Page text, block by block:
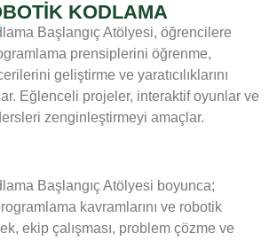
KODLAMA
Başlangıç Atölyesi, öğrencilere
prensiplerini öğrenme,
geliştirme ve yaratıcılıklarını
Eğlenceli projeler, interaktif oyunlar ve
zenginleştirmeyi amaçlar.
Başlangıç Atölyesi boyunca;
kavramlarını ve robotik
ekip çalışması, problem çözme ve